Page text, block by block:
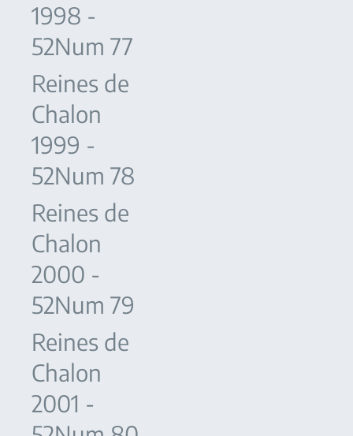
1998 -
52Num 77
Reines de
Chalon
1999 -
52Num 78
Reines de
Chalon
2000 -
52Num 79
Reines de
Chalon
2001 -